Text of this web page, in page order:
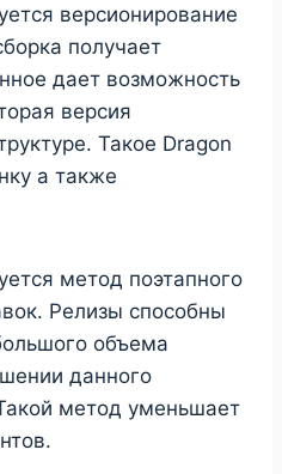
версионирование
получает
дает возможность
версия
Такое Dragon
а также
метод поэтапного
Релизы способны
объема
данного
метод уменьшает